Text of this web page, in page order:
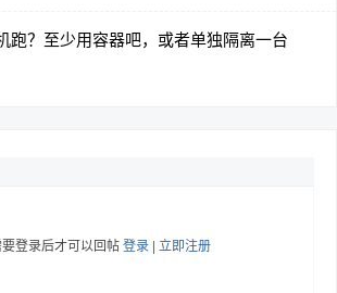
跑？至少用容器吧，或者单独隔离一台
登录后才可以回帖登录 | 立即注册